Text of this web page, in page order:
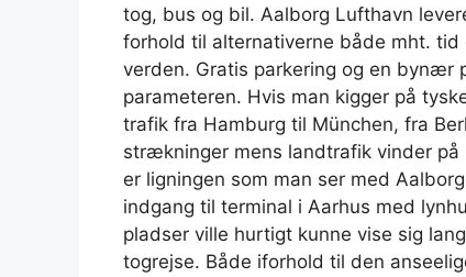
tog, bus og bil. Aalborg Lufthavn
forhold til alternativerne både mht. tid
verden. Gratis parkering og en bynær
parameteren. Hvis man kigger på
trafik fra Hamburg til München, fra
strækninger mens landtrafik vinder
er ligningen som man ser med
indgang til terminal i Aarhus med
pladser ville hurtigt kunne vise sig
togrejse. Både iforhold til den